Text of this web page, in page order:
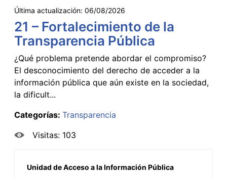
Última actualización: 06/08/2026
21 – Fortalecimiento de la
Transparencia Pública
¿Qué problema pretende abordar el compromiso?
El desconocimiento del derecho de acceder a la
información pública que aún existe en la sociedad,
la dificult...
Categorías: Transparencia
Visitas: 103
Unidad de Acceso a la Información Pública